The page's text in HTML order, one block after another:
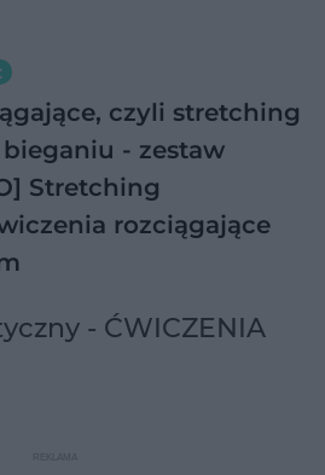
czyli stretching
- zestaw
Stretching
rozciągające
- ĆWICZENIA